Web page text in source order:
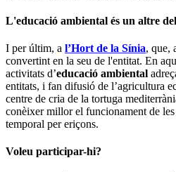
L'educació ambiental és un altre
I per últim, a l’Hort de la Sínia, que,
convertint en la seu de l'entitat. En
activitats d’educació ambiental
entitats, i fan difusió de l’agricultura
centre de cria de la tortuga
conèixer millor el funcionament de
temporal per eriçons.
Voleu participar-hi?